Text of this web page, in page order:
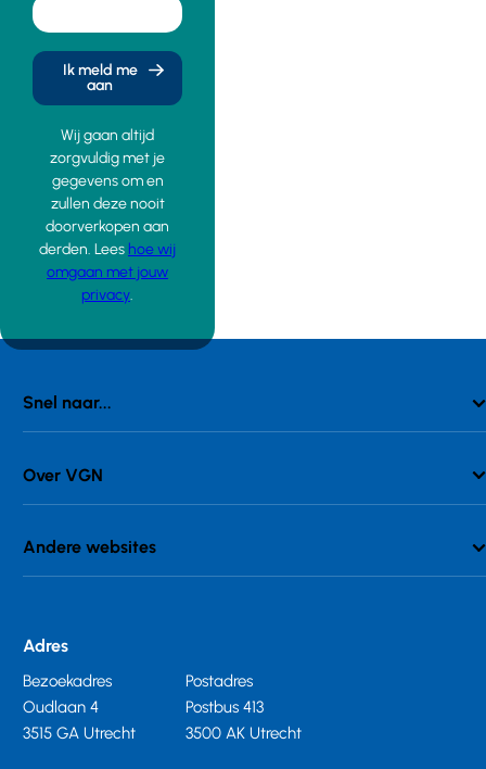
Ik meld me
aan
Wij gaan altijd
zorgvuldig met je
gegevens om en
zullen deze nooit
doorverkopen aan
derden. Lees hoe wij
omgaan met jouw
privacy.
Snel naar...
Over VGN
Andere websites
Adres
Bezoekadres
Oudlaan 4
3515 GA Utrecht
Postadres
Postbus 413
3500 AK Utrecht